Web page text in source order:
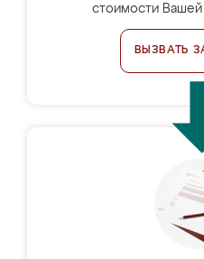
стоимости
ВЫЗВАТЬ